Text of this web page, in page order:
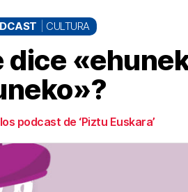
CULTURA
podcast de ‘Piztu Euskara’